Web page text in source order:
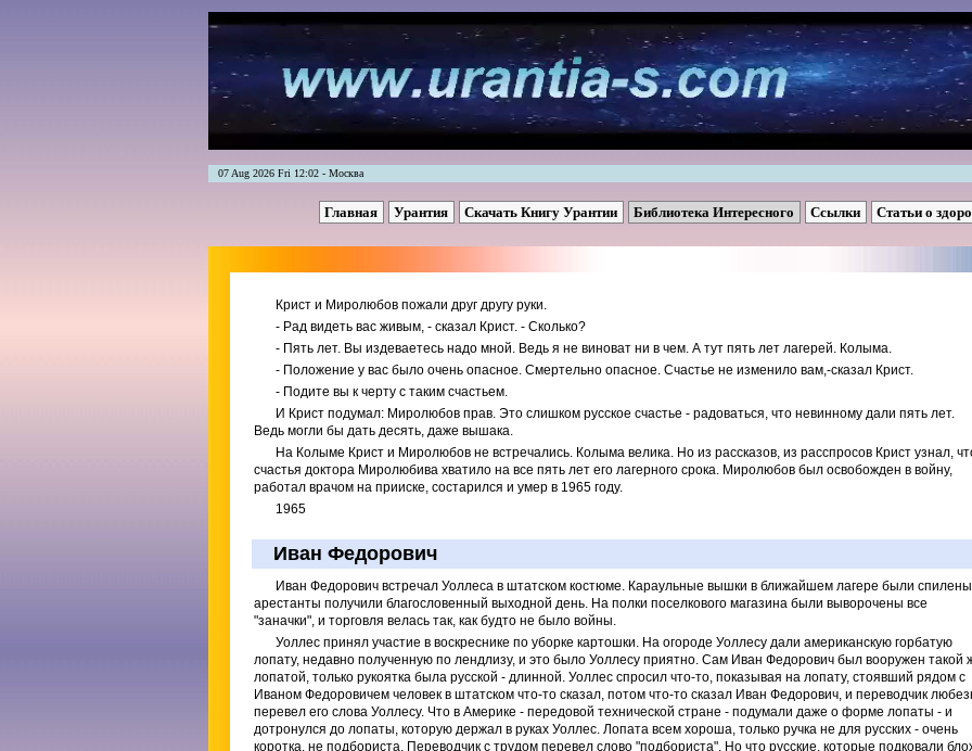
07 Aug 2026 Fri 12:02 - Москва
Главная Урантия Скачать Книгу Урантии Библиотека Интересного Ссылки Статьи о
Крист и Миролюбов пожали друг другу руки.
- Рад видеть вас живым, - сказал Крист. - Сколько?
- Пять лет. Вы издеваетесь надо мной. Ведь я не виноват ни в чем. А тут пять лет лагерей. Колыма.
- Положение у вас было очень опасное. Смертельно опасное. Счастье не изменило вам,-сказал Крист.
- Подите вы к черту с таким счастьем.
И Крист подумал: Миролюбов прав. Это слишком русское счастье - радоваться, что невинному дали пять лет.
Ведь могли бы дать десять, даже вышака.
На Колыме Крист и Миролюбов не встречались. Колыма велика. Но из рассказов, из расспросов Крист узнал,
счастья доктора Миролюбива хватило на все пять лет его лагерного срока. Миролюбов был освобожден в войну,
работал врачом на прииске, состарился и умер в 1965 году.
1965
Иван Федорович
Иван Федорович встречал Уоллеса в штатском костюме. Караульные вышки в ближайшем лагере были
арестанты получили благословенный выходной день. На полки поселкового магазина были выворочены все
"заначки", и торговля велась так, как будто не было войны.
Уоллес принял участие в воскреснике по уборке картошки. На огороде Уоллесу дали американскую горбатую
лопату, недавно полученную по лендлизу, и это было Уоллесу приятно. Сам Иван Федорович был вооружен такой
лопатой, только рукоятка была русской - длинной. Уоллес спросил что-то, показывая на лопату, стоявший рядом с
Иваном Федоровичем человек в штатском что-то сказал, потом что-то сказал Иван Федорович, и переводчик
перевел его слова Уоллесу. Что в Америке - передовой технической стране - подумали даже о форме лопаты - и
дотронулся до лопаты, которую держал в руках Уоллес. Лопата всем хороша, только ручка не для русских - очень
коротка, не подбориста. Переводчик с трудом перевел слово "подбориста". Но что русские, которые подковали